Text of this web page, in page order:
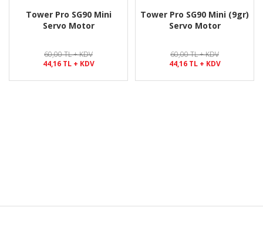
Tower Pro SG90 Mini
Servo Motor
60,00 TL + KDV
44,16 TL + KDV
Tower Pro SG90 Mini (9gr)
Servo Motor
60,00 TL + KDV
44,16 TL + KDV